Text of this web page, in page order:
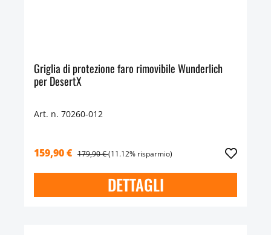
Griglia di protezione faro rimovibile Wunderlich
per DesertX
Art. n. 70260-012
159,90 € 179,90 €(11.12% risparmio)
DETTAGLI